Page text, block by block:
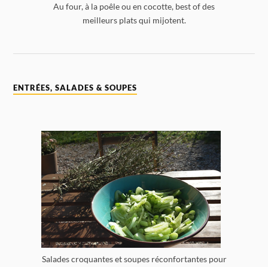
Au four, à la poêle ou en cocotte, best of des
meilleurs plats qui mijotent.
ENTRÉES, SALADES & SOUPES
Salades croquantes et soupes réconfortantes pour